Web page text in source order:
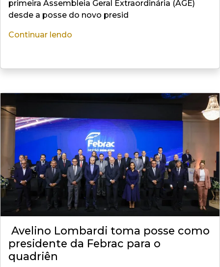
primeira Assembleia Geral Extraordinária (AGE)
desde a posse do novo presid
Continuar lendo
Avelino Lombardi toma posse como
presidente da Febrac para o
quadriên